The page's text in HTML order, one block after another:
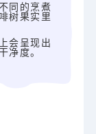
同的烹煮
树果实里
会呈现出
净度。